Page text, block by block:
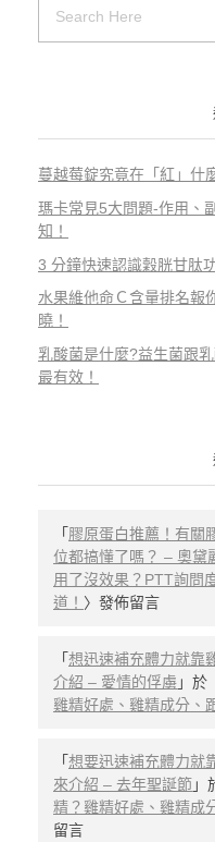
蔓越莓錠究竟在「紅」什
瑪卡常見5大問題-作用、
知！
3 分鐘快速認識穀胱甘肽
水果維他命Ｃ含量排名報
曉！
乳酸菌是什麼?益生菌跟
最有效！
「 膠原蛋白推薦！有關
位都搞懂了嗎？ – 奧黛
用了沒效果？PTT詢問
道！ 〉發佈留言
「想迅速補充體力就靠
介紹 – 愛情的俘虜」於
雞精好處、雞精成分、
「想要迅速補充體力就
來介紹 – 去年聖誕節」
精？雞精好處、雞精成
留言